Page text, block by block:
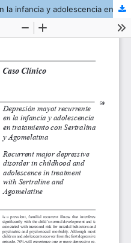
Depresión mayor recurrente en la infancia y adolescencia en tratamiento con Sertralina y Agomelatina